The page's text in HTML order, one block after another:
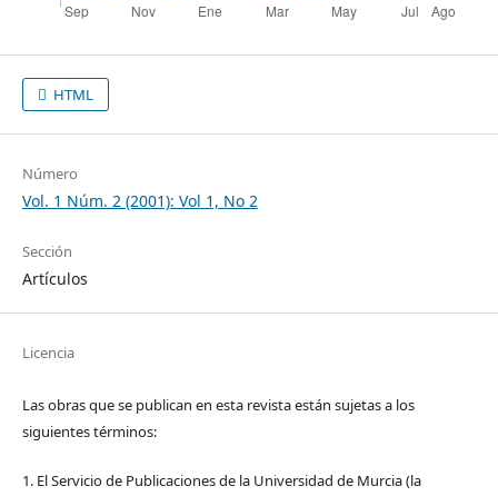
HTML
Número
Vol. 1 Núm. 2 (2001): Vol 1, No 2
Sección
Artículos
Licencia
Las obras que se publican en esta revista están sujetas a los
siguientes términos:
1. El Servicio de Publicaciones de la Universidad de Murcia (la